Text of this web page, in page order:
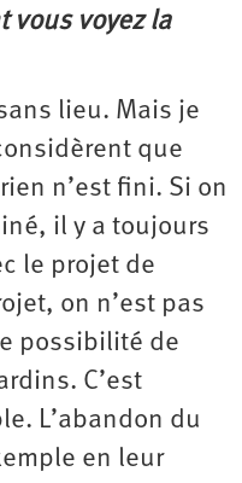
vous voyez la
lieu. Mais je
que
n’est fini. Si on
il y a toujours
le projet de
on n’est pas
possibilité de
C’est
L’abandon du
en leur